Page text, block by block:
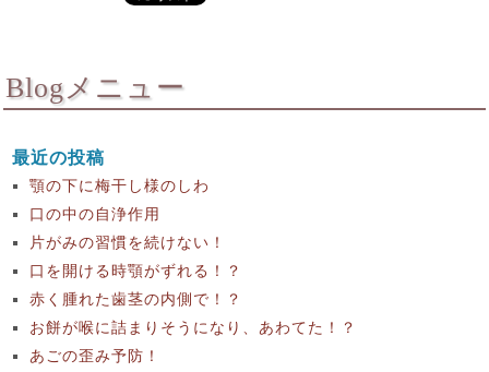
Blogメニュー
最近の投稿
顎の下に梅干し様のしわ
口の中の自浄作用
片がみの習慣を続けない！
口を開ける時顎がずれる！？
赤く腫れた歯茎の内側で！？
お餅が喉に詰まりそうになり、あわてた！？
あごの歪み予防！